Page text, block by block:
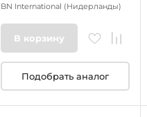
BN International (Нидерланды)
В корзину
Подобрать аналог